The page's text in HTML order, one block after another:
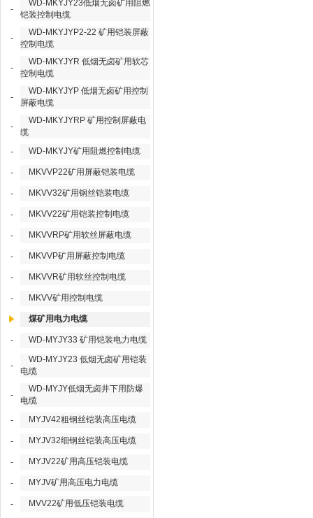
-
WD-MKYJY23低烟无卤矿用阻燃
铠装控制电缆
-
WD-MKYJYP2-22 矿用铠装屏蔽
控制电缆
-
WD-MKYJYR 低烟无卤矿用软芯
控制电缆
-
WD-MKYJYP 低烟无卤矿用控制
屏蔽电缆
-
WD-MKYJYRP 矿用控制屏蔽电
缆
-
WD-MKYJY矿用阻燃控制电缆
- MKVVP22矿用屏蔽铠装电缆
- MKVV32矿用钢丝铠装电缆
- MKVV22矿用铠装控制电缆
- MKVVRP矿用软丝屏蔽电缆
- MKVVP矿用屏蔽控制电缆
- MKVVR矿用软丝控制电缆
- MKVV矿用控制电缆
煤矿用电力电缆
- WD-MYJY33 矿用铠装电力电缆
-
WD-MYJY23 低烟无卤矿用铠装
电缆
-
WD-MYJY低烟无卤井下用防爆
电缆
-
MYJV42粗钢丝铠装高压电缆
- MYJV32细钢丝铠装高压电缆
- MYJV22矿用高压铠装电缆
- MYJV矿用高压电力电缆
- MVV22矿用低压铠装电缆